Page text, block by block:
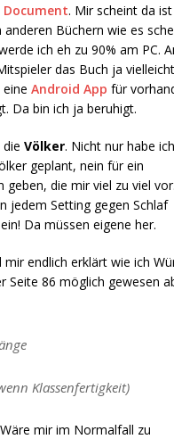
Document. Mir scheint da
Büchern wie es
ich eh zu 90% am PC.
das Buch ja
eineAndroid App für
Da bin ich ja beruhigt.
dieVölker. Nicht nur habe
geplant, nein für ein
geben, die mir viel zu viel
jedem Setting gegen Schlaf
Da müssen eigene her.
mir endlich erklärt wie ich
Seite 86 möglich gewesen
Klassenfertigkeit)
mir im Normalfall zu